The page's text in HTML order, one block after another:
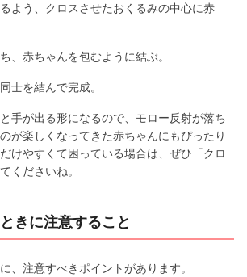
よう、クロスさせたおくるみの中心に赤
、赤ちゃんを包むように結ぶ。
士を結んで完成。
手が出る形になるので、モロー反射が落ち
が楽しくなってきた赤ちゃんにもぴったり
けやすくて困っている場合は、ぜひ「クロ
くださいね。
きに注意すること
、注意すべきポイントがあります。